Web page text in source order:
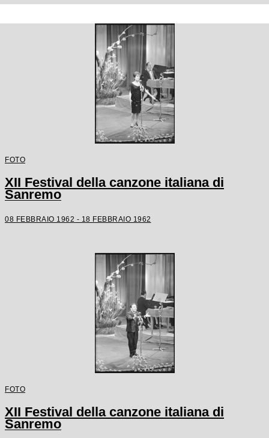
FOTO
XII Festival della canzone italiana di
Sanremo
08 FEBBRAIO 1962 - 18 FEBBRAIO 1962
FOTO
XII Festival della canzone italiana di
Sanremo